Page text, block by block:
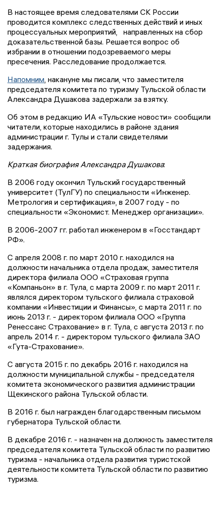
В настоящее время следователями СК России
проводится комплекс следственных действий и иных
процессуальных мероприятий, направленных на сбор
доказательственной базы. Решается вопрос об
избрании в отношении подозреваемого меры
пресечения. Расследование продолжается.
Напомним, накануне мы писали, что заместителя
председателя комитета по туризму Тульской области
Александра Душакова задержали за взятку.
Об этом в редакцию ИА «Тульские новости» сообщили
читатели, которые находились в районе здания
администрации г. Тулы и стали свидетелями
задержания.
Краткая биография Александра Душакова:
В 2006 году окончил Тульский государственный
университет (ТулГУ) по специальности «Инженер.
Метрология и сертификация», в 2007 году - по
специальности «Экономист. Менеджер организации».
В 2006-2007 гг. работал инженером в «Госстандарт
РФ».
С апреля 2008 г. по март 2010 г. находился на
должности начальника отдела продаж, заместителя
директора филиала ООО «Страховая группа
«Компаньон» в г. Тула, с марта 2009 г. по март 2011 г.
являлся директором тульского филиала страховой
компании «Инвестиции и Финансы», с марта 2011 г. по
июнь 2013 г. - директором филиала ООО «Группа
Ренессанс Страхование» в г. Тула, с августа 2013 г. по
апрель 2014 г. - директором тульского филиала ЗАО
«Гута-Страхование».
С августа 2015 г. по декабрь 2016 г. находился на
должности муниципальной службы - председателя
комитета экономического развития администрации
Щекинского района Тульской области.
В 2016 г. был награжден благодарственным письмом
губернатора Тульской области.
В декабре 2016 г. - назначен на должность заместителя
председателя комитета Тульской области по развитию
туризма - начальника отдела развития туристской
деятельности комитета Тульской области по развитию
туризма.